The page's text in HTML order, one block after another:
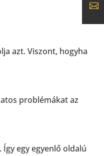
azt. Viszont, hogyha
problémákat az
egy egyenlő oldalú